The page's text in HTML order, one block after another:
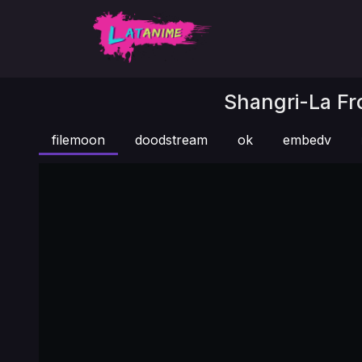
Shangri-La
filemoon doodstream ok embedv